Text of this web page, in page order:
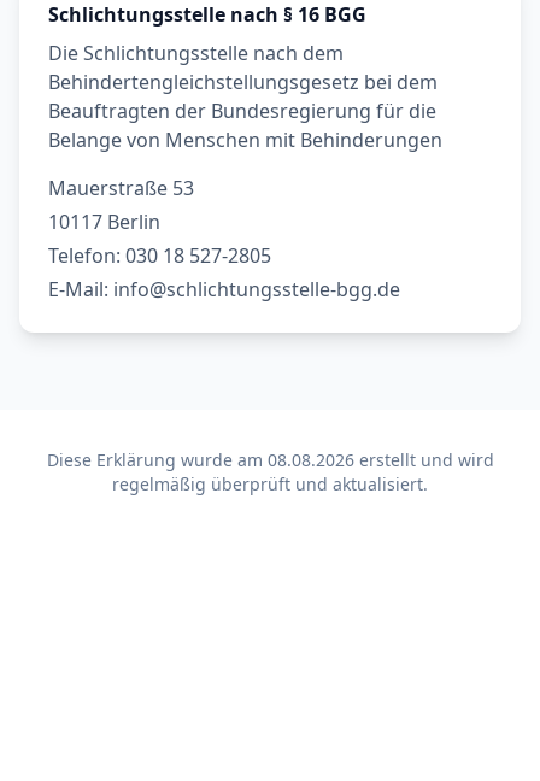
Schlichtungsstelle nach § 16 BGG
Die Schlichtungsstelle nach dem
Behindertengleichstellungsgesetz bei dem
Beauftragten der Bundesregierung für die
Belange von Menschen mit Behinderungen
Mauerstraße 53
10117 Berlin
Telefon: 030 18 527-2805
E-Mail: info@schlichtungsstelle-bgg.de
Diese Erklärung wurde am 08.08.2026erstellt und wird
regelmäßig überprüft und aktualisiert.